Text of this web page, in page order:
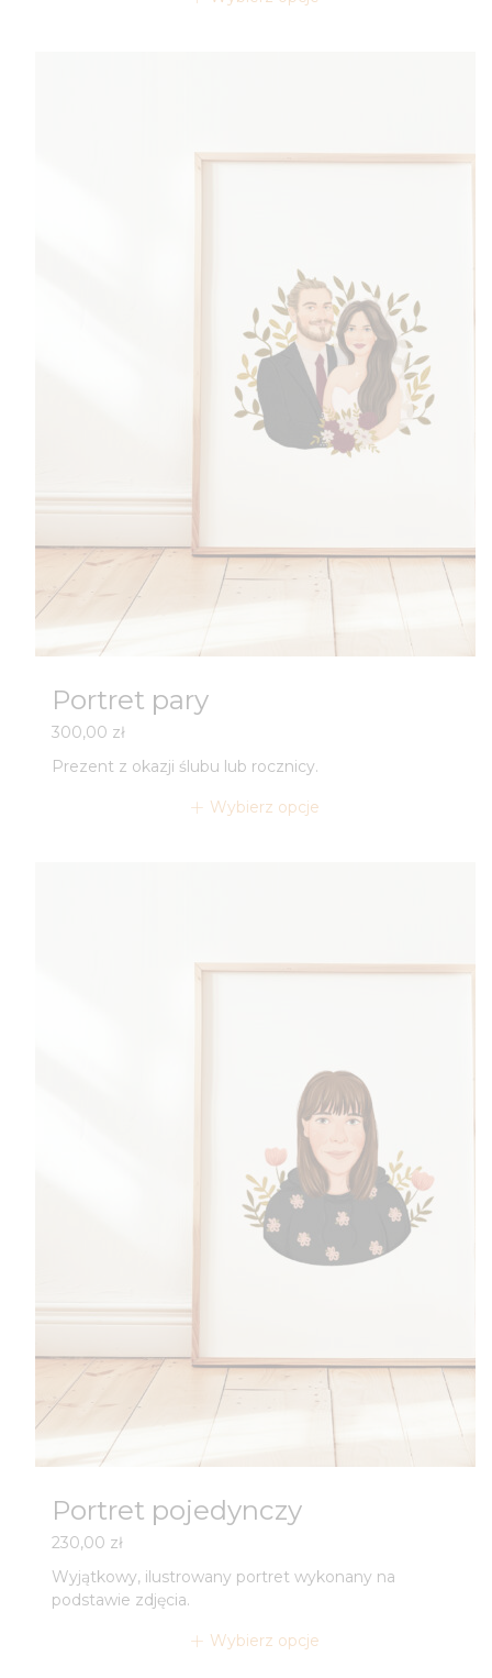
Portret pary
300,00 zł
Prezent z okazji ślubu lub rocznicy.
Wybierz opcje
Portret pojedynczy
230,00 zł
Wyjątkowy, ilustrowany portret wykonany na
podstawie zdjęcia.
Wybierz opcje